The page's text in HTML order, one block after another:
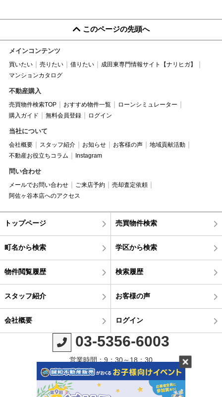
このページの先頭へ
メインコンテンツ
買いたい 売りたい 借りたい
成田東専門情報サイト【ナリヒガ】
マンションカタログ
不動産購入
売買物件検索TOP おすすめ物件一覧
ローンシミュレーター
購入ガイド
無料会員登録 ログイン
当社について
会社概要 スタッフ紹介 お知らせ お客様の声
地域貢献活動
不動産お役立ちコラム
Instagram
問い合わせ
メールでお問い合わせ ご来店予約
売却査定依頼
阿佐ヶ谷本店へのアクセス
トップページ 売買物件検索
町名から検索 学区から検索
物件閲覧履歴 検索履歴
スタッフ紹介 お客様の声
会社概要 ログイン
03-5356-6003
営業時間：9：30～18：30
定休日：毎週火曜日・水曜日